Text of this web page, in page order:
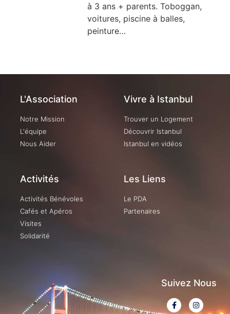
à 3 ans + parents. Toboggan,
voitures, piscine à balles,
peinture…
L'Association
Notre Mission
L'équipe
Nous Aider
Vivre à Istanbul
Trouver un Logement
Découvrir Istanbul
Istanbul en vidéos
Activités
Activités Bénévoles
Cafés et Apéros
Visites
Solidarité
Les Liens
Le PDA
Partenaires
Suivez Nous